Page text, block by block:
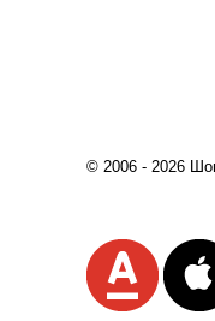
© 2006 - 2026